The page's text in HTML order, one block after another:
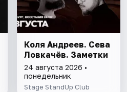
Коля Андреев. Сева
Ловкачёв. Заметки
24 августа 2026 •
понедельник
Stage StandUp Club